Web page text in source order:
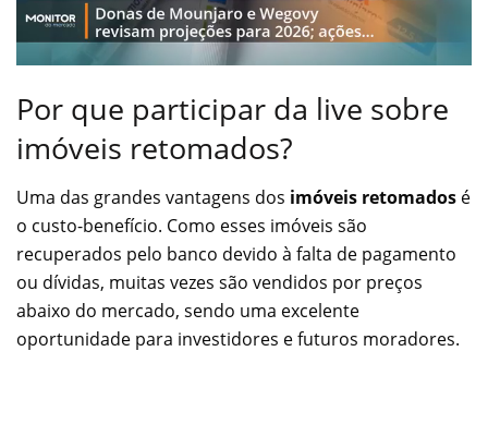
Por que participar da live sobre
imóveis retomados?
Uma das grandes vantagens dos imóveis retomados é
o custo-benefício. Como esses imóveis são
recuperados pelo banco devido à falta de pagamento
ou dívidas, muitas vezes são vendidos por preços
abaixo do mercado, sendo uma excelente
oportunidade para investidores e futuros moradores.